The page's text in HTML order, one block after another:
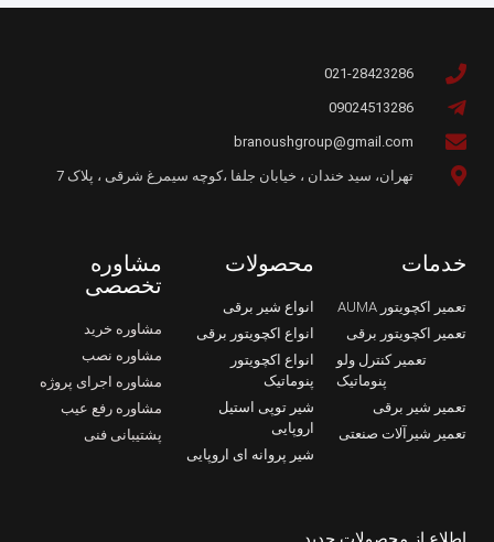
021-28423286
09024513286
branoushgroup@gmail.com
تهران، سید خندان ، خیابان جلفا ،کوچه سیمرغ شرقی ، پلاک 7
خدمات
تعمیر اکچویتور AUMA
تعمیر اکچویتور برقی
تعمیر کنترل ولو
پنوماتیک
تعمیر شیر برقی
تعمیر شیرآلات صنعتی
محصولات
انواع شیر برقی
انواع اکچویتور برقی
انواع اکچویتور
پنوماتیک
شیر توپی استیل
اروپایی
شیر پروانه ای اروپایی
مشاوره
تخصصی
مشاوره خرید
مشاوره نصب
مشاوره اجرای پروژه
مشاوره رفع عیب
پشتیبانی فنی